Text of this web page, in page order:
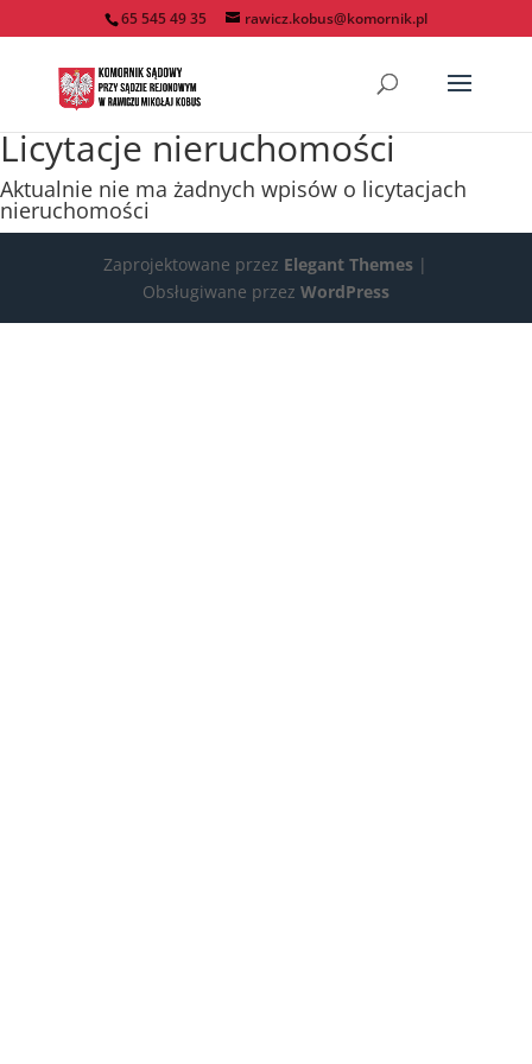
65 545 49 35 rawicz.kobus@komornik.pl
Licytacje nieruchomości
Aktualnie nie ma żadnych wpisów o licytacjach
nieruchomości
Zaprojektowane przez Elegant Themes |
Obsługiwane przez WordPress